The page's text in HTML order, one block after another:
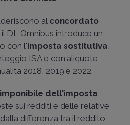
alconcordato
il DL Omnibus introduce un
con l'imposta sostitutiva,
ISA e con aliquote
2018, 2019 e 2022.
dell'imposta
sui redditi e delle relative
differenza tra il reddito